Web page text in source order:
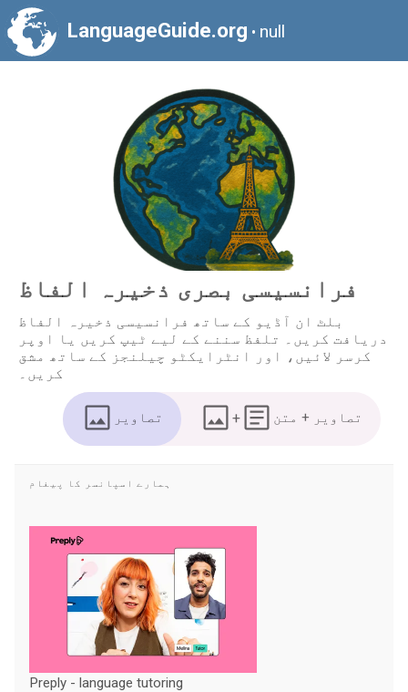
LanguageGuide.org • null
فرانسیسی بصری ذخیرہ الفاظ
بلٹ ان آڈیو کے ساتھ فرانسیسی ذخیرہ الفاظ
دریافت کریں۔ تلفظ سننے کے لیے ٹیپ کریں یا اوپر
کرسر لائیں، اور انٹرایکٹو چیلنجز کے ساتھ مشق
کریں۔
تصاویر + تصاویر + متن
ہمارے اسپانسر کا پیغام
Preply - language tutoring